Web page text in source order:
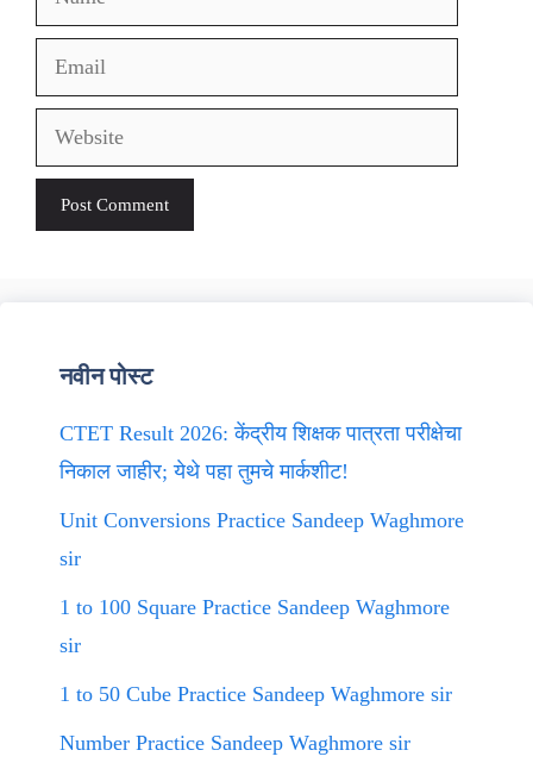
Email
Website
नवीन पोस्ट
CTET Result 2026: केंद्रीय शिक्षक पात्रता परीक्षेचा
निकाल जाहीर; येथे पहा तुमचे मार्कशीट!
Unit Conversions Practice Sandeep Waghmore
sir
1 to 100 Square Practice Sandeep Waghmore
sir
1 to 50 Cube Practice Sandeep Waghmore sir
Number Practice Sandeep Waghmore sir